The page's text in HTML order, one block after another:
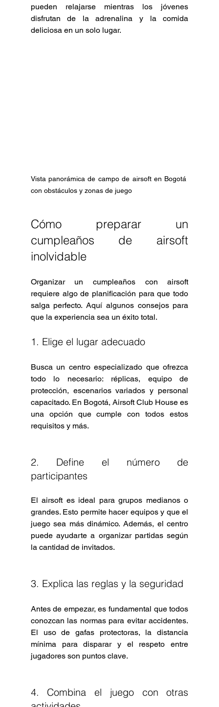
pueden relajarse mientras los jóvenes
disfrutan de la adrenalina y la comida
deliciosa en un solo lugar.
Vista panorámica de campo de airsoft en Bogotá
con obstáculos y zonas de juego
Cómo preparar un
cumpleaños de airsoft
inolvidable
Organizar un cumpleaños con airsoft
requiere algo de planificación para que todo
salga perfecto. Aquí algunos consejos para
que la experiencia sea un éxito total.
1. Elige el lugar adecuado
Busca un centro especializado que ofrezca
todo lo necesario: réplicas, equipo de
protección, escenarios variados y personal
capacitado. En Bogotá, Airsoft Club House es
una opción que cumple con todos estos
requisitos y más.
2. Define el número de
participantes
El airsoft es ideal para grupos medianos o
grandes. Esto permite hacer equipos y que el
juego sea más dinámico. Además, el centro
puede ayudarte a organizar partidas según
la cantidad de invitados.
3. Explica las reglas y la seguridad
Antes de empezar, es fundamental que todos
conozcan las normas para evitar accidentes.
El uso de gafas protectoras, la distancia
mínima para disparar y el respeto entre
jugadores son puntos clave.
4. Combina el juego con otras